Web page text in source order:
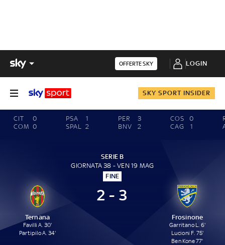
OFFERTE SKY LOGIN
SKY SPORT INSIDER
CIT
0
COM 0
PSA
1
SPAL
2
PER
3
BNV
2
COS
0
CAG
1
SERIE B
GIORNATA 38 - VEN 19 MAG
FINE
Ternana
Favilli A. 30'
Partipilo A. 34'
2 - 3
Frosinone
Garritano L. 6'
Lucioni F. 75'
Ben Kone 77'